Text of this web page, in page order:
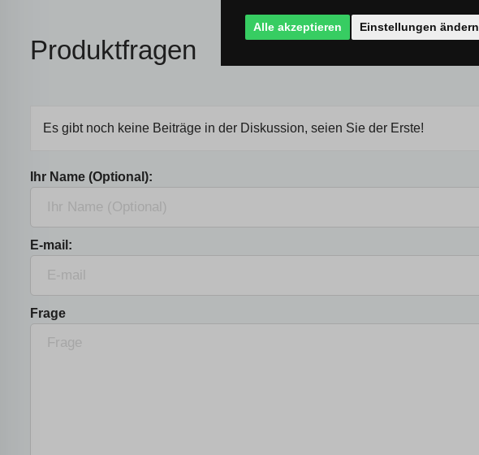
Produktfragen
Es gibt noch keine Beiträge in der Diskussion, seien Sie der Erste!
Ihr Name (Optional):
E-mail:
Frage
Alle akzeptieren Einstellungen ändern